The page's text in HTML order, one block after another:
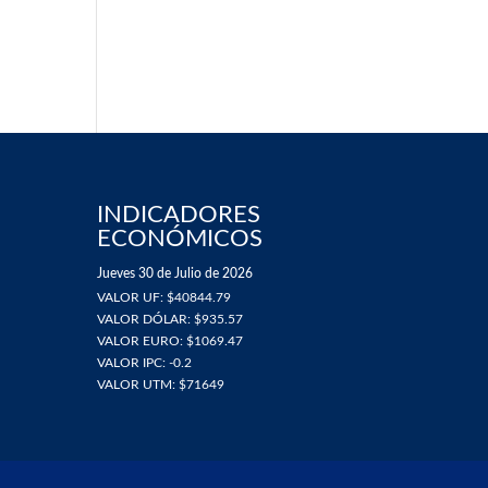
INDICADORES
ECONÓMICOS
Jueves 30 de Julio de 2026
VALOR UF: $40844.79
VALOR DÓLAR: $935.57
VALOR EURO: $1069.47
VALOR IPC: -0.2
VALOR UTM: $71649